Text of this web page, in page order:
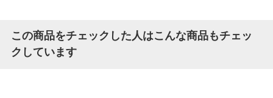
この商品をチェックした人はこんな商品もチェッ
クしています